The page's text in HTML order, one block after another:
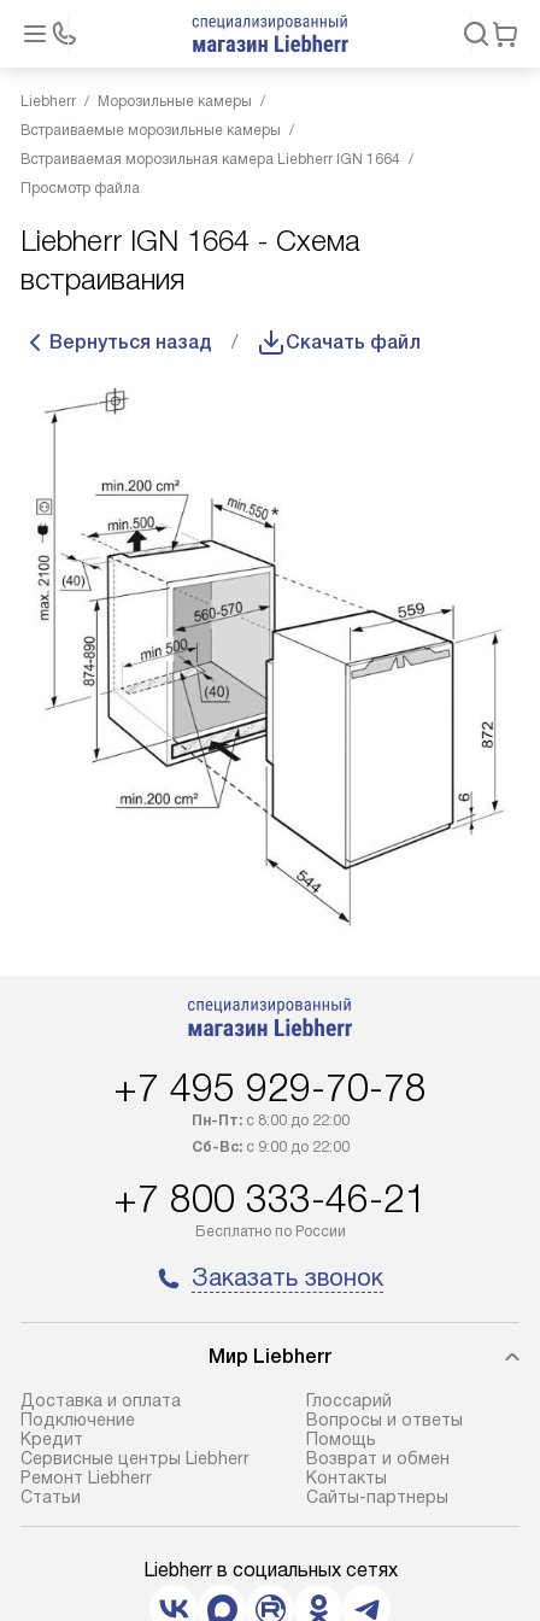
Liebherr
Морозильные камеры
Встраиваемые морозильные камеры
Встраиваемая морозильная камера Liebherr IGN 1664
Просмотр файла
Liebherr IGN 1664 - Схема
встраивания
Вернуться назад Скачать файл
+7 495 929-70-78
Пн-Пт:с 8:00 до 22:00
Сб-Вс:с 9:00 до 22:00
+7 800 333-46-21
Бесплатно по России
Заказать звонок
Мир Liebherr
Доставка и оплата
Подключение
Кредит
Сервисные центры Liebherr
Ремонт Liebherr
Cтатьи
Глоссарий
Вопросы и ответы
Помощь
Возврат и обмен
Контакты
Сайты-партнеры
Liebherr в социальных сетях